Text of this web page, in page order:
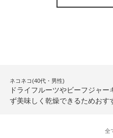
ネコネコ(40代・男性)
ドライフルーツやビーフジャ
ず美味しく乾燥できるためおす
全